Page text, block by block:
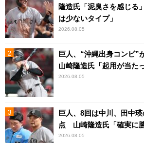
隆造氏「泥臭さを感じる
は少ないタイプ」
2026.08.05
巨人、“沖縄出身コンビ”
山崎隆造氏「起用が当た
2026.08.05
巨人、8回は中川、田中
点 山崎隆造氏「確実に
2026.08.05